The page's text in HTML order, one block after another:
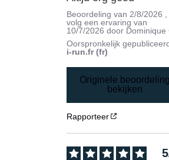
Beoordeling van 2/8/2026
volg een ervaring van
10/7/2026 door Dominique
Oorspronkelijk
i-run.fr (fr)
Originele
bekijken
Rapporteer
5